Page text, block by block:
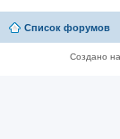
Список форумов
Создано